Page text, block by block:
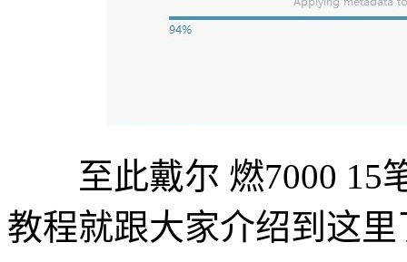
至此戴尔 燃7000 15
教程就跟大家介绍到这